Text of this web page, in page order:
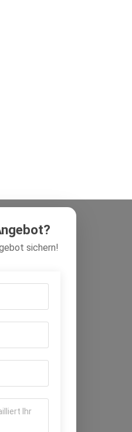
sichern!